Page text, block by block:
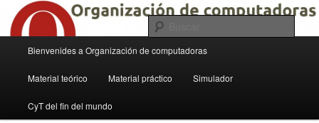
contenido
principal
contenido
secundarioOrganización de Computadoras
principal
Bienvenides a Organización de computadoras
Material teórico Material práctico Simulador
CyT del fin del mundo